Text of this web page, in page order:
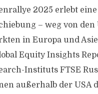
2025 erlebt eine
– weg von den
in Europa und
Equity Insights
Instituts FTSE
außerhalb der USA